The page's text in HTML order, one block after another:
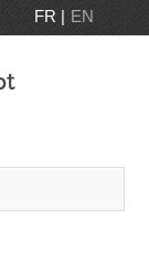
FR EN